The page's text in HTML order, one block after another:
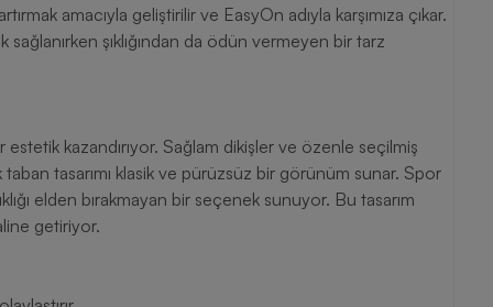
amacıyla geliştirilir ve EasyOn adıyla karşımıza çıkar.
şıklığından da ödün vermeyen bir tarz
kazandırıyor. Sağlam dikişler ve özenle seçilmiş
taban tasarımı klasik ve pürüzsüz bir görünüm sunar. Spor
elden bırakmayan bir seçenek sunuyor. Bu tasarım
getiriyor.